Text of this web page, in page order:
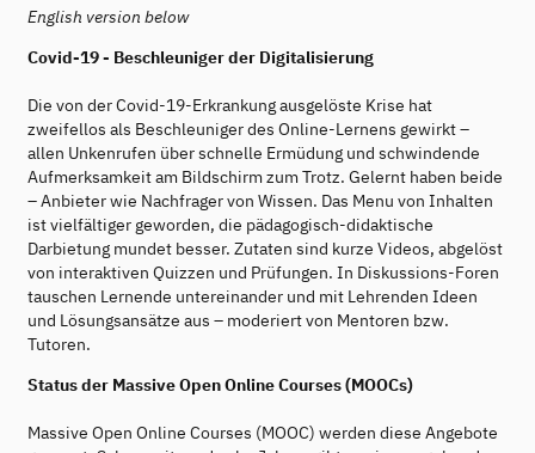
English version below
Covid-19 - Beschleuniger der Digitalisierung
Die von der Covid-19-Erkrankung ausgelöste Krise hat
zweifellos als Beschleuniger des Online-Lernens gewirkt –
allen Unkenrufen über schnelle Ermüdung und schwindende
Aufmerksamkeit am Bildschirm zum Trotz. Gelernt haben beide
– Anbieter wie Nachfrager von Wissen. Das Menu von Inhalten
ist vielfältiger geworden, die pädagogisch-didaktische
Darbietung mundet besser. Zutaten sind kurze Videos, abgelöst
von interaktiven Quizzen und Prüfungen. In Diskussions-Foren
tauschen Lernende untereinander und mit Lehrenden Ideen
und Lösungsansätze aus – moderiert von Mentoren bzw.
Tutoren.
Status der Massive Open Online Courses (MOOCs)
Massive Open Online Courses (MOOC) werden diese Angebote